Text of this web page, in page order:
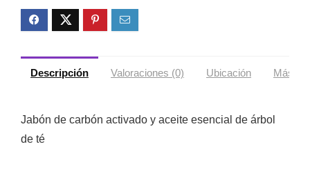
Descripción Valoraciones (0) Ubicación Más
Jabón de carbón activado y aceite esencial de árbol
de té